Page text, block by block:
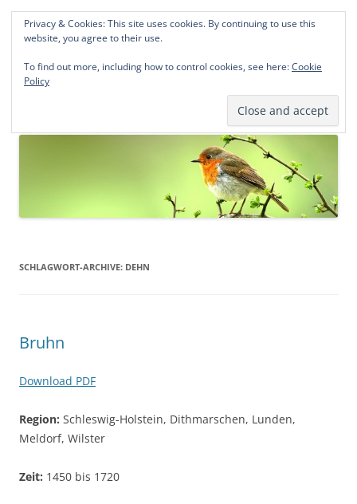
Norddeutsche Genealogien
Michael Kohlhaas und Jens Kirchhoff
springen
SCHLAGWORT-ARCHIVE: DEHN
Bruhn
Download PDF
Region: Schleswig-Holstein, Dithmarschen, Lunden,
Meldorf, Wilster
Zeit: 1450 bis 1720
Privacy & Cookies: This site uses cookies. By continuing to use this
website, you agree to their use.
To find out more, including how to control cookies, see here:Cookie
Policy